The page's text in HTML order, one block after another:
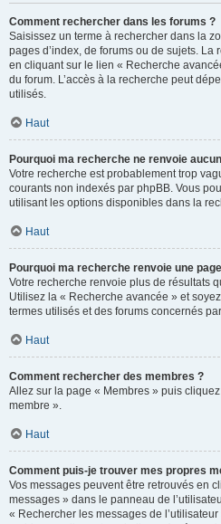
Comment rechercher dans les forums ?
Saisissez un terme à rechercher dans la
pages d’index, de forums ou de sujets.
en cliquant sur le lien « Recherche
du forum. L’accès à la recherche peut
utilisés.
Haut
Pourquoi ma recherche ne renvoie
Votre recherche est probablement trop
courants non indexés par phpBB. Vous
utilisant les options disponibles dans la
Haut
Pourquoi ma recherche renvoie une
Votre recherche renvoie plus de résultats
Utilisez la « Recherche avancée » et
termes utilisés et des forums concernés
Haut
Comment rechercher des membres ?
Allez sur la page « Membres » puis
membre ».
Haut
Comment puis-je trouver mes propres
Vos messages peuvent être retrouvés en
messages » dans le panneau de
« Rechercher les messages de